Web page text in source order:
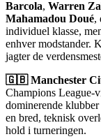
Barcola, Warren
Mahamadou Doué,
individuel klasse,
enhver modstander.
jagter de
🇬🇧 Manchester
Champions League-
dominerende
en bred, teknisk
hold i turneringen.